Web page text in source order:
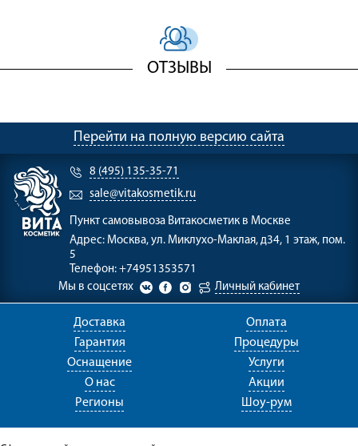
ОТЗЫВЫ
Перейти на полную версию сайта
8 (495) 135-35-71
sale@vitakosmetik.ru
Пункт самовывоза Витакосметик в Москве
Адрес: Москва, ул. Миклухо-Маклая, д34, 1 этаж, пом.
5
Телефон: +74951353571
Мы в соцсетях
Личный кабинет
Доставка
Оплата
Гарантия
Процедуры
Оснащение
Услуги
О нас
Акции
Регионы
Шоу-рум